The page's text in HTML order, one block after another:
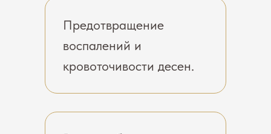
Предотвращение
воспалений и
кровоточивости десен.